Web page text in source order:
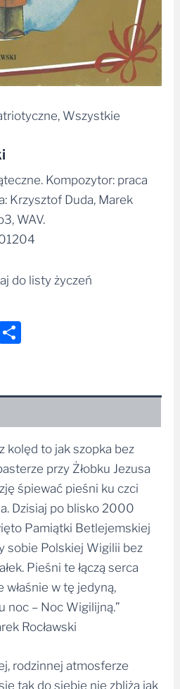
, Wszystkie
Kompozytor: praca
Krzysztof Duda, Marek
WAV.
do listy życzeń
kolęd to jak szopka bez
przy Żłobku Jezusa
śpiewać pieśni ku czci
Dzisiaj po blisko 2000
Pamiątki Betlejemskiej
sobie Polskiej Wigilii bez
Pieśni te łączą serca
właśnie w tę jedyną,
noc – Noc Wigilijną.”
Rocławski
rodzinnej atmosferze
tak do siebie nie zbliża jak